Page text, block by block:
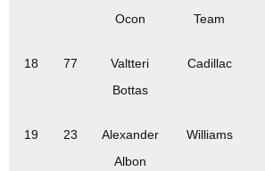
Ocon
Team
18 77
Valtteri
Bottas
Cadillac
19 23
Alexander
Albon
Williams